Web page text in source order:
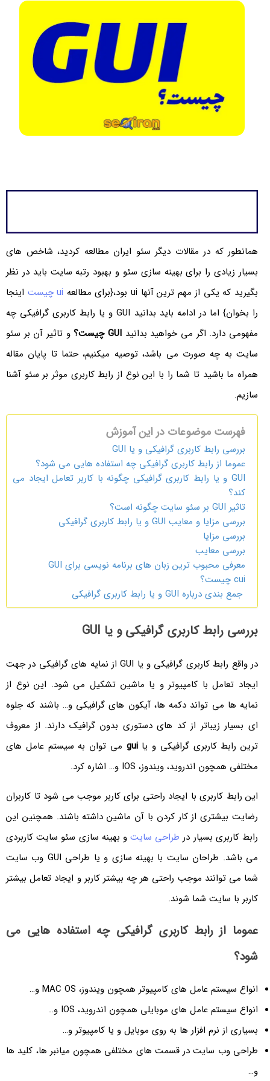
همانطور که در مقالات دیگر سئو ایران مطالعه کردید، شاخص های
بسیار زیادی را برای بهینه سازی سئو و بهبود رتبه سایت باید در نظر
بگیرید که یکی از مهم ترین آنها ui بود،{برای مطالعه
ui چیست
اینجا
را بخوان} اما در ادامه باید بدانید GUI و یا رابط کاربری گرافیکی چه
مفهومی دارد. اگر می خواهید بدانید GUIچیست؟و تاثیر آن بر سئو
سایت به چه صورت می باشد، توصیه میکنیم، حتما تا پایان مقاله
همراه ما باشید تا شما را با این نوع از رابط کاربری موثر بر سئو آشنا
سازیم.
فهرست موضوعات در این آموزش
بررسی رابط کاربری گرافیکی و یا GUI
عموما از رابط کاربری گرافیکی چه استفاده هایی می شود؟
GUI و یا رابط کاربری گرافیکی چگونه با کاربر تعامل ایجاد می
کند؟
تاثیر GUI بر سئو سایت چگونه است؟
بررسی مزایا و معایب GUI و یا رابط کاربری گرافیکی
بررسی مزایا
بررسی معایب
معرفی محبوب ترین زبان های برنامه نویسی برای GUI
cui چیست؟
جمع بندی درباره GUI و یا رابط کاربری گرافیکی
بررسی رابط کاربری گرافیکی و یا GUI
در واقع رابط کاربری گرافیکی و یا GUI از نمایه های گرافیکی در جهت
ایجاد تعامل با کامپیوتر و یا ماشین تشکیل می شود. این نوع از
نمایه ها می تواند دکمه ها، آیکون های گرافیکی و… باشند که جلوه
ای بسیار زیباتر از کد های دستوری بدون گرافیک دارند. از معروف
ترین رابط کاربری گرافیکی و یا guiمی توان به سیستم عامل های
مختلفی همچون اندروید، ویندوز، IOS و… اشاره کرد.
این رابط کاربری با ایجاد راحتی برای کاربر موجب می شود تا کاربران
رضایت بیشتری از کار کردن با آن ماشین داشته باشند. همچنین این
رابط کاربری بسیار درطراحی سایتو بهینه سازی سئو سایت کاربردی
می باشد. طراحان سایت با بهینه سازی و یا طراحی GUI وب سایت
شما می توانند موجب راحتی هر چه بیشتر کاربر و ایجاد تعامل بیشتر
کاربر با سایت شما شوند.
عموما از رابط کاربری گرافیکی چه استفاده هایی می
شود؟
انواع سیستم عامل های کامپیوتر همچون ویندوز، MAC OS و…
انواع سیستم عامل های موبایلی همچون اندروید، IOS و..
بسیاری از نرم افزار ها به روی موبایل و یا کامپیوتر و…
طراحی وب سایت در قسمت های مختلفی همچون میانبر ها، کلید ها
و…